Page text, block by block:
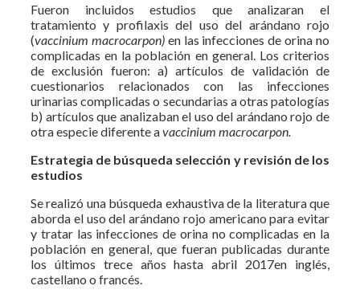
Fueron incluidos estudios que analizaran el
tratamiento y profilaxis del uso del arándano rojo
(vaccinium macrocarpon)en las infecciones de orina no
complicadas en la población en general. Los criterios
de exclusión fueron: a) artículos de validación de
cuestionarios relacionados con las infecciones
urinarias complicadas o secundarias a otras patologías
b) artículos que analizaban el uso del arándano rojo de
otra especie diferente avaccinium macrocarpon.
Estrategia de búsqueda selección y revisión de los
estudios
Se realizó una búsqueda exhaustiva de la literatura que
aborda el uso del arándano rojo americano para evitar
y tratar las infecciones de orina no complicadas en la
población en general, que fueran publicadas durante
los últimos trece años hasta abril 2017en inglés,
castellano o francés.